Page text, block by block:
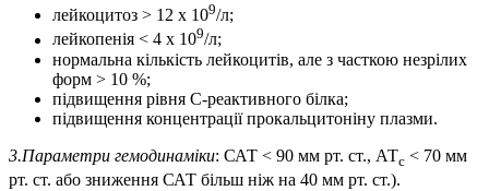
лейкоцитоз > 12 х 109/л;
лейкопенія < 4 х 109/л;
нормальна кількість лейкоцитів, але з часткою незрілих
форм > 10 %;
підвищення рівня С-реактивного білка;
підвищення концентрації прокальцитоніну плазми.
3.Параметри гемодинаміки: САТ < 90 мм рт. ст., АТс < 70 мм
рт. ст. або зниження САТ більш ніж на 40 мм рт. ст.).